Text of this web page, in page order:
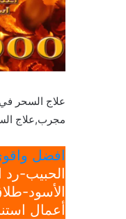
علاج السحر
مجرب,علاج
افضل
الحبيب-
الأسود-
أعمال